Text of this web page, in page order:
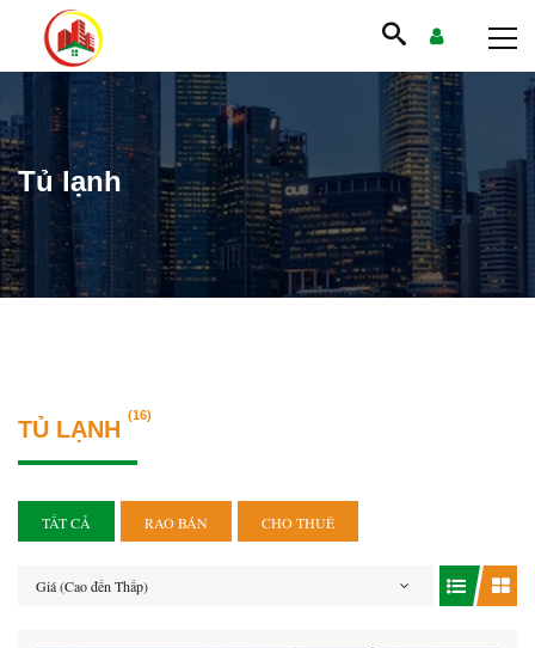
Tủ lạnh
TỦ LẠNH
(16)
TẤT CẢ RAO BÁN CHO THUÊ
Giá (Cao đến Thấp)